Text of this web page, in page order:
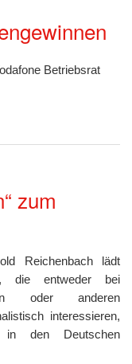
Betriebsrat
zum
Reichenbach lädt
die entweder bei
oder anderen
interessieren,
in den Deutschen